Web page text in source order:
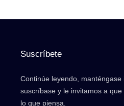
Suscríbete
Continúe leyendo, manténgase
suscríbase y le invitamos a
lo que piensa.